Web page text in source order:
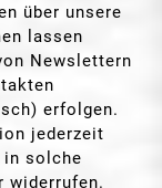
über unsere
lassen
Newslettern
erfolgen.
jederzeit
in solche
widerrufen.